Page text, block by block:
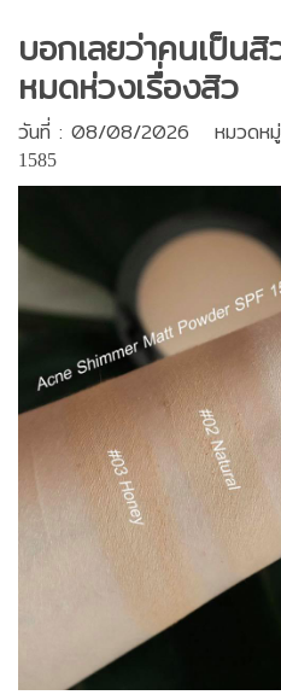
บอกเลยว่าคนเป็น
หมดห่วงเรื่องสิว
วันที่ : 08/08/2026 หมวดห
1585